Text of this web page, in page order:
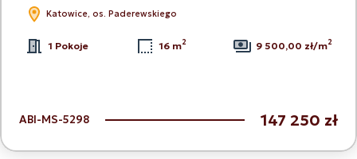
Katowice, os. Paderewskiego
1 Pokoje 16 m2 9 500,00 zł/m2
ABI-MS-5298 147 250 zł